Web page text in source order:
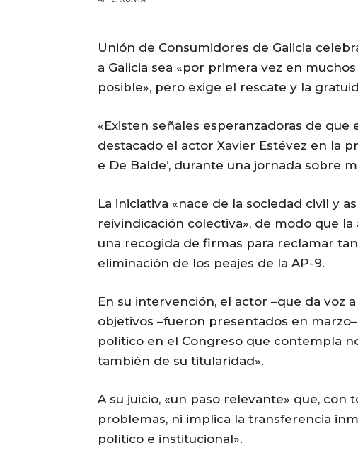
Unión de Consumidores de Galicia
a Galicia sea «por primera vez en
posible», pero exige el rescate y la
«Existen señales esperanzadoras de que
destacado el actor Xavier Estévez en la
e De Balde’, durante una jornada sobre
La iniciativa «nace de la sociedad civil y
reivindicación colectiva», de modo que
una recogida de firmas para reclamar
eliminación de los peajes de la AP-9.
En su intervención, el actor –que da voz
objetivos –fueron presentados en
político en el Congreso que contempla
también de su titularidad».
A su juicio, «un paso relevante» que, con
problemas, ni implica la transferencia
político e institucional».